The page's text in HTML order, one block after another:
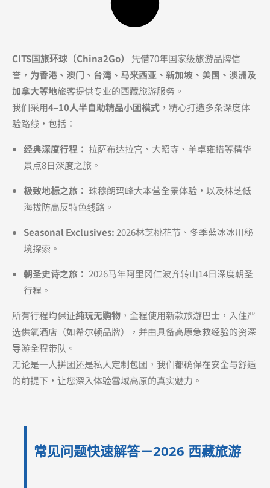
CITS国旅环球（China2Go）
凭借70年国家级旅游品牌信
誉， 为香港、澳门、台湾、马来西亚、新加坡、美国、澳洲及
加拿大等地旅客提供专业的西藏旅游服务。
我们采用4–10人半自助精品小团模式， 精心打造多条深度体
验路线，包括：
经典深度行程： 拉萨布达拉宫、大昭寺、羊卓雍措等精华
景点8日深度之旅。
极致地标之旅： 珠穆朗玛峰大本营全景体验，以及林芝低
海拔防高反特色线路。
Seasonal Exclusives: 2026林芝桃花节、冬季蓝冰冰川秘
境探索。
朝圣史诗之旅： 2026马年阿里冈仁波齐转山14日深度朝圣
行程。
所有行程均保证纯玩无购物 ，全程使用新款旅游巴士，入住严
选供氧酒店（如希尔顿品牌），并由具备高原急救经验的资深
导游全程带队。
无论是一人拼团还是私人定制包团，我们都确保在安全与舒适
的前提下，让您深入体验雪域高原的真实魅力。
常见问题快速解答－2026 西藏旅游